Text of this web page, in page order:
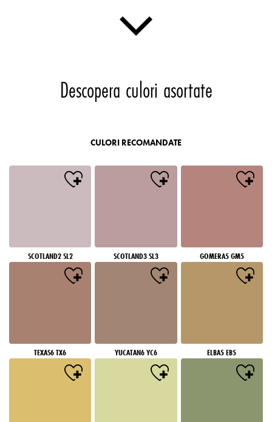
Descopera culori asortate
CULORI RECOMANDATE
SCOTLAND2 SL2 SCOTLAND3 SL3 GOMERA5 GM5
TEXAS6 TX6 YUCATAN6 YC6 ELBA5 EB5